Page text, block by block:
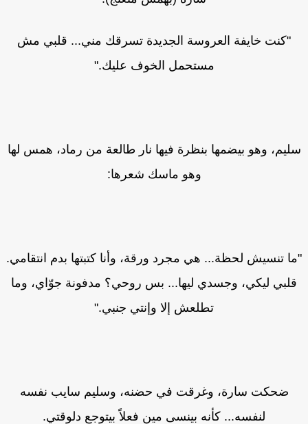
"كنت خايفة العروسة الجديدة تسرقك مني... قلبي مش
مستحمل الخوف عليك."
وهو بيضمها بنظرة فيها نار طالعة من رماد، همس لها
وهو ماسك شعرها:
تنسيش لحظة... هي مجرد ورقة، وأنا كتبتها بدم انتقامي.
ليكي، وجسدي ليها... بس روحي؟ مدفونة جوّاي، وما
تطلعش إلا وإنتي جنبي."
ضحكت سارة، وغرقت في حضنه، وسليم سايب نفسه
لنفسه... كأنه بينسى مين فعلاً بيتوجع دلوقتي.